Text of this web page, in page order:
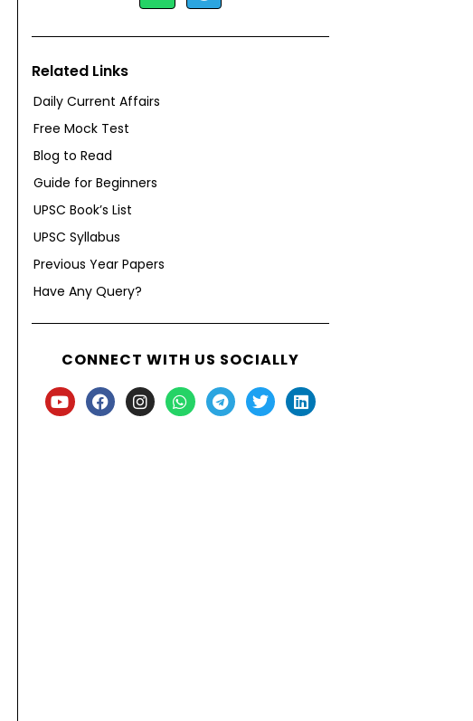
Related Links
Daily Current Affairs
Free Mock Test
Blog to Read
Guide for Beginners
UPSC Book’s List
UPSC Syllabus
Previous Year Papers
Have Any Query?
CONNECT WITH US SOCIALLY